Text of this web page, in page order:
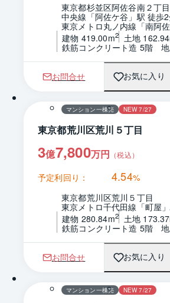
東京都杉並区阿佐谷南２丁目
中央線「阿佐ケ谷」駅 徒歩
東京メトロ丸ノ内線「南阿
建物 419.00m2 土地
鉄筋コンクリート造 5階　
お問合せ お気に入り
マンション一棟売 NEW 7/27
東京都荒川区荒川５丁目
3億7,800万円 （税込）
予定利回り： 4.54%
東京都荒川区荒川５丁目
東京メトロ千代田線「町屋
建物 280.84m2 土地
鉄筋コンクリート造 5階　
お問合せ お気に入り
マンション一棟売 NEW 7/27